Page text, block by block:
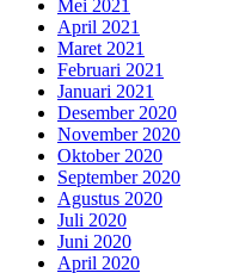
Mei 2021
April 2021
Maret 2021
Februari 2021
Januari 2021
Desember 2020
November 2020
Oktober 2020
September 2020
Agustus 2020
Juli 2020
Juni 2020
April 2020